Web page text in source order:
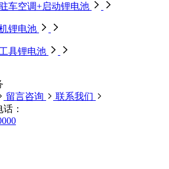
车空调+启动锂电池
锂电池
具锂电池
留言咨询
联系我们
：